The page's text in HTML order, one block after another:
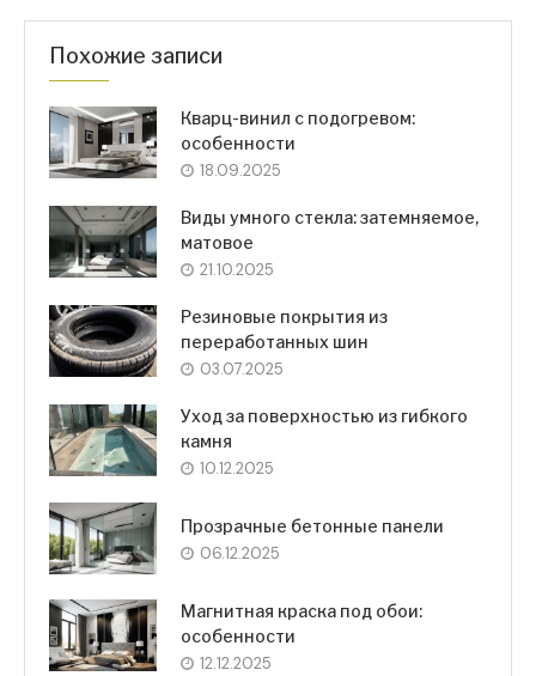
Похожие записи
Кварц-винил с подогревом:
особенности
18.09.2025
Виды умного стекла: затемняемое,
матовое
21.10.2025
Резиновые покрытия из
переработанных шин
03.07.2025
Уход за поверхностью из гибкого
камня
10.12.2025
Прозрачные бетонные панели
06.12.2025
Магнитная краска под обои:
особенности
12.12.2025